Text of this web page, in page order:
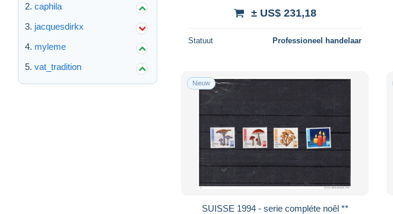
caphila
jacquesdirkx
myleme
vat_tradition
± US$ 231,18
Statuut Professioneel handelaar
Nieuw
SUISSE 1994 - serie compléte noêl **